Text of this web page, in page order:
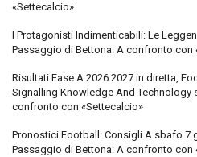
«Settecalcio»
I Protagonisti Indimenticabili: Le
Passaggio di Bettona: A confronto con
Risultati Fase A 2026 2027 in diretta,
Signalling Knowledge And Technology
confronto con «Settecalcio»
Pronostici Football: Consigli A sbafo 7
Passaggio di Bettona: A confronto con